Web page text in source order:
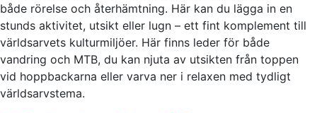
både rörelse och återhämtning. Här kan du lägga in en
stunds aktivitet, utsikt eller lugn – ett fint komplement till
världsarvets kulturmiljöer. Här finns leder för både
vandring och MTB, du kan njuta av utsikten från toppen
vid hoppbackarna eller varva ner i relaxen med tydligt
världsarvstema.